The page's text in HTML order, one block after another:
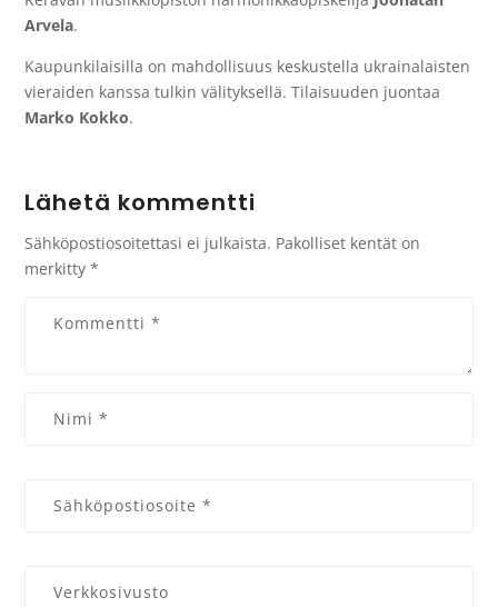
Arvela.
Kaupunkilaisilla on mahdollisuus keskustella ukrainalaisten
vieraiden kanssa tulkin välityksellä. Tilaisuuden juontaa
Marko Kokko.
Lähetä kommentti
Sähköpostiosoitettasi ei julkaista. Pakolliset kentät on
merkitty*